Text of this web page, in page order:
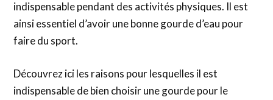
indispensable pendant des activités physiques. Il est
ainsi essentiel d’avoir une bonne gourde d’eau pour
faire du sport.
Découvrez ici les raisons pour lesquelles il est
indispensable de bien choisir une gourde pour le